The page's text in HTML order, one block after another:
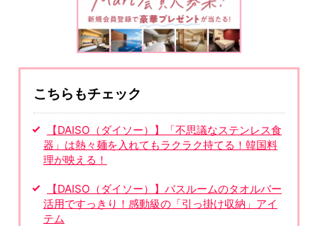
こちらもチェック
【DAISO（ダイソー）】「不思議なステンレス食
器」は熱々麺を入れてもラクラク持てる！韓国料
理が映える！
【DAISO（ダイソー）】バスルームのタオルバー
活用ですっきり！感動級の「引っ掛け収納」アイ
テム